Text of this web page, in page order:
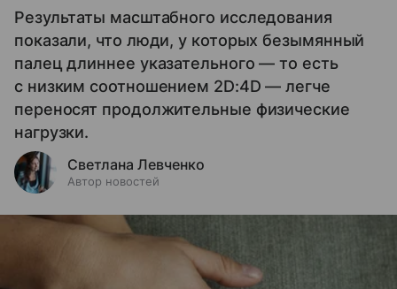
Результаты масштабного исследования
показали, что люди, у которых безымянный
палец длиннее указательного — то есть
с низким соотношением 2D:4D — легче
переносят продолжительные физические
нагрузки.
Светлана Левченко
Автор новостей